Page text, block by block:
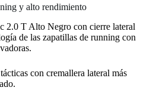
y alto rendimiento
T Alto Negro con cierre lateral
de las zapatillas de running con
con cremallera lateral más